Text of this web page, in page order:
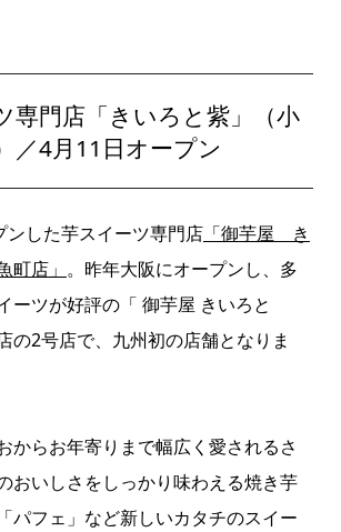
専門店「きいろと紫」（小
／4月11日オープン
ンした芋スイーツ専門店「御芋屋 き
店」 。昨年大阪にオープンし、多
ーツが好評の「 御芋屋 きいろと
の2号店で、九州初の店舗となりま
からお年寄りまで幅広く愛されるさ
おいしさをしっかり味わえる焼き芋
パフェ」など新しいカタチのスイー